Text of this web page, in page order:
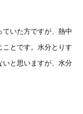
ていた方ですが、熱中
とです。水分とりす
いと思いますが、水分